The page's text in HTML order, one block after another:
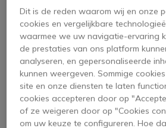
Jabra Evolve 65 TE,
Dit is de reden waarom wij en onze
cookies en vergelijkbare
waarmee we uw navigatie-ervaring
de prestaties van ons platform
analyseren, en gepersonaliseerde
kunnen weergeven. Sommige
site en onze diensten te laten
cookies accepteren door op
of ze weigeren door op "Cookies
om uw keuze te configureren. Hoe